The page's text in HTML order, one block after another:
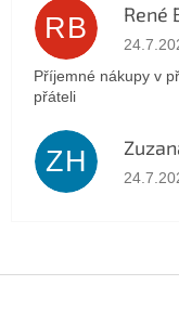
RB René
Příjemné nákupy v
přáteli
ZH